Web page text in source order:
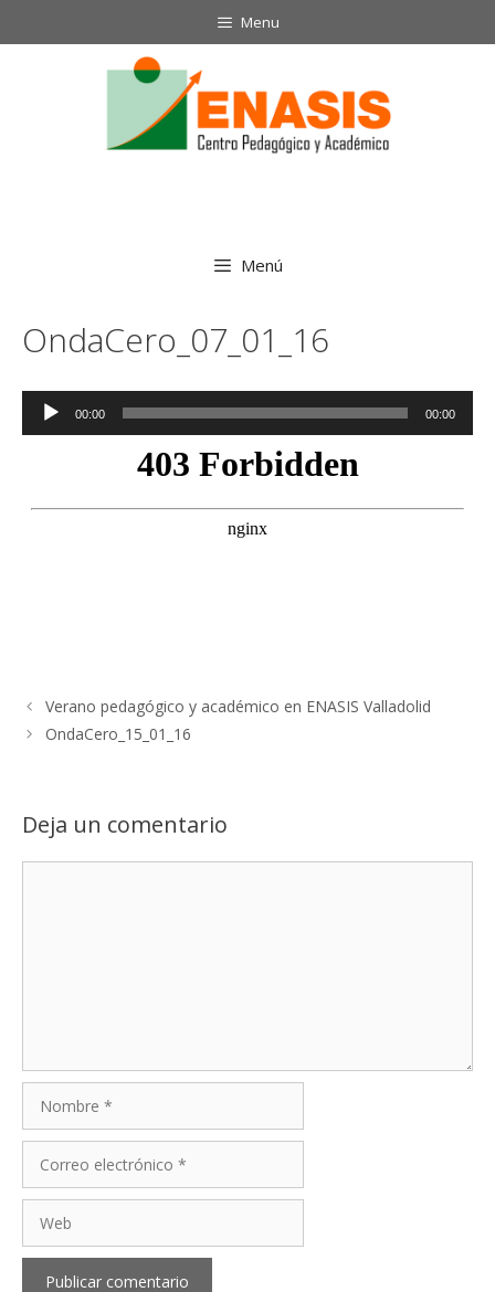
Menu
Menú
OndaCero_07_01_16
Reproductor
00:00 00:00
Verano pedagógico y académico en ENASIS Valladolid
OndaCero_15_01_16
Deja un comentario
electrónico